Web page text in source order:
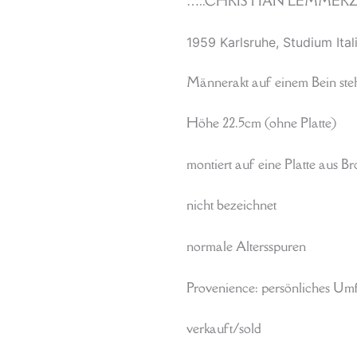
1959 Karlsruhe, Studium
Männerakt auf einem Bein
Höhe 22.5cm (ohne Platte)
montiert auf eine Platte aus
nicht bezeichnet
normale Altersspuren
Provenience: persönliches
verkauft/sold